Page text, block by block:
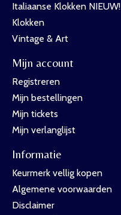
Italiaanse Klokken NIEUW!
Klokken
Vintage & Art
Mijn account
Registreren
Mijn bestellingen
Mijn tickets
Mijn verlanglijst
Informatie
Keurmerk vellig kopen
Algemene voorwaarden
Disclaimer